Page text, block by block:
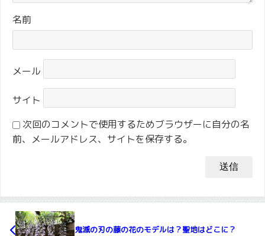
名前
メール
サイト
次回のコメントで使用するためブラウザーに自分の名
前、メールアドレス、サイトを保存する。
鬼滅の刃の藤の花のモデルは？聖地はどこに？